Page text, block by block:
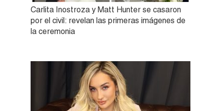
Carlita Inostroza y Matt Hunter se casaron
por el civil: revelan las primeras imágenes de
la ceremonia